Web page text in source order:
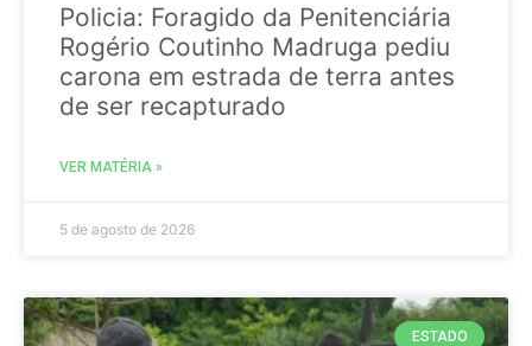
Policia: Foragido da Penitenciária
Rogério Coutinho Madruga pediu
carona em estrada de terra antes
de ser recapturado
VER MATÉRIA »
5 de agosto de 2026
ESTADO